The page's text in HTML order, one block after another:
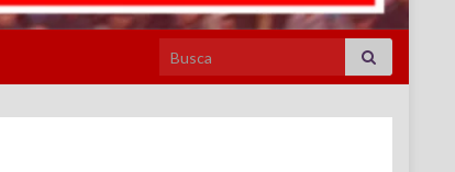
Search for: